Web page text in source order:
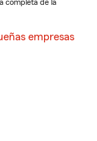
completa de la
empresas